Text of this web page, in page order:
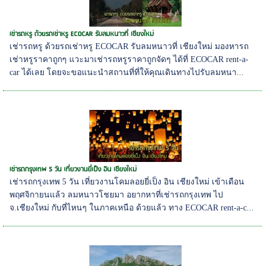
เช่ารถหรู ด้วยรถเช่าหรู ECOCAR รับลมหนาวที่ เชียงใหม่
เช่ารถหรู ด้วยรถเช่าหรู ECOCAR รับลมหนาวที่ เชียงใหม่ มองหารถ
เช่าหรูราคาถูกๆ แวะมาเช่ารถหรูราคาถูกจัดๆ ได้ที่ ECOCAR rent-a-
car ได้เลย โดยจะขอแนะนำสถานที่ที่ให้คุณเดินทางไปรับลมหนา...
เช่ารถกรุงเทพ 5 วัน เที่ยวงานยี่เป็ง อิน เชียงใหม่
เช่ารถกรุงเทพ 5 วัน เที่ยวงานโคมลอยยี่เป็ง อิน เชียงใหม่ เข้าเดือน
พฤศจิกายนแล้ว ลมหนาวโชยมา อยากหาที่เช่ารถกรุงเทพ ไป
จ.เชียงใหม่ กับที่ไหนๆ ในภาคเหนือ ด้วยแล้ว ทาง ECOCAR rent-a-c...